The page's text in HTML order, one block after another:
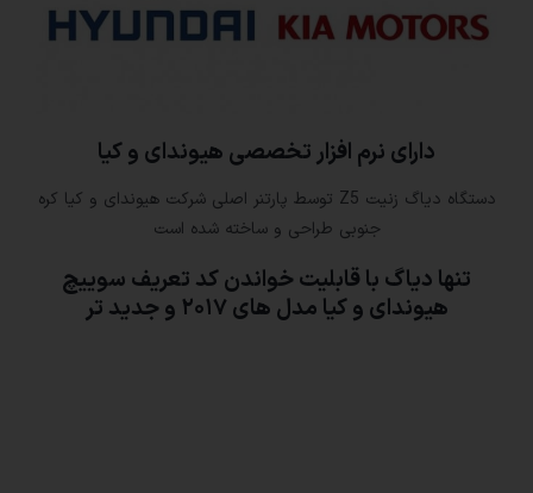
دارای نرم افزار تخصصی هیوندای و کیا
دستگاه دیاگ زنیت Z5 توسط پارتنر اصلی شرکت هیوندای و کیا کره
جنوبی طراحی و ساخته شده است
تنها دیاگ با قابلیت خواندن کد تعریف سوییچ
هیوندای و کیا مدل های ۲۰۱۷ و جدید تر